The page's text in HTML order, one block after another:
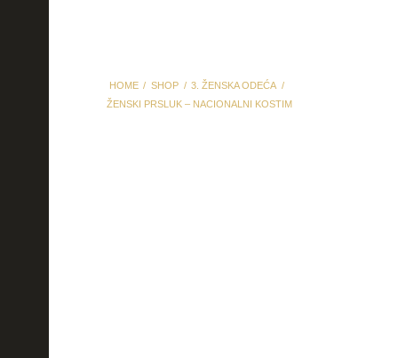
HOME SHOP
3. ŽENSKA ODEĆA
ŽENSKI PRSLUK – NACIONALNI KOSTIM